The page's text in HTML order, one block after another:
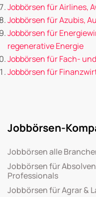
Jobbörsen für Airlines,
Jobbörsen für Azubis,
Jobbörsen für
regenerative Energie
Jobbörsen für Fach-
Jobbörsen für
Jobbörsen-
Jobbörsen alle
Jobbörsen für
Professionals
Jobbörsen für Agrar &